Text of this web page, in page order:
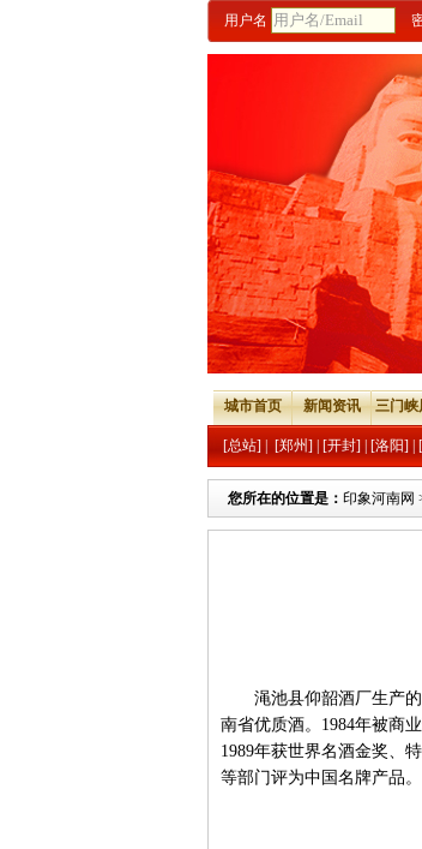
用户名
城市首页 新闻资讯 三门峡
[总站] [郑州] [开封] [洛阳]
您所在的位置是： 印象河南网
渑池县仰韶酒厂生产的
南省优质酒。1984年被商
1989年获世界名酒金奖、
等部门评为中国名牌产品。